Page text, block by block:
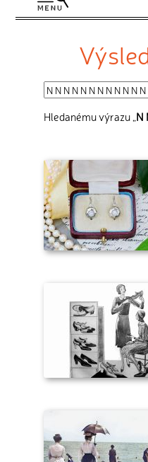
Hledanému výrazu „N